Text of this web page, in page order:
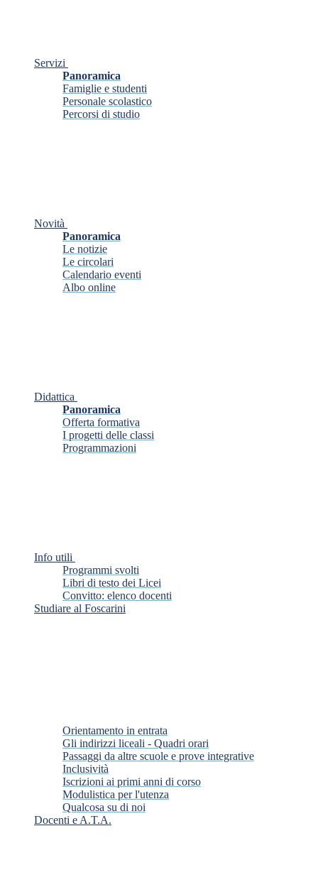
Servizi
Panoramica
Famiglie e studenti
Personale scolastico
Percorsi di studio
Novità
Panoramica
Le notizie
Le circolari
Calendario eventi
Albo online
Didattica
Panoramica
Offerta formativa
I progetti delle classi
Programmazioni
Info utili
Programmi svolti
Libri di testo dei Licei
Convitto: elenco docenti
Studiare al Foscarini
Orientamento in entrata
Gli indirizzi liceali - Quadri orari
Passaggi da altre scuole e prove integrative
Inclusività
Iscrizioni ai primi anni di corso
Modulistica per l'utenza
Qualcosa su di noi
Docenti e A.T.A.